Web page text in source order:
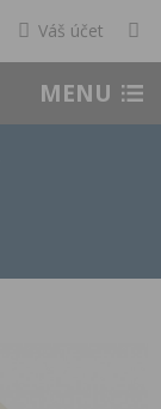
Váš účet
MENU